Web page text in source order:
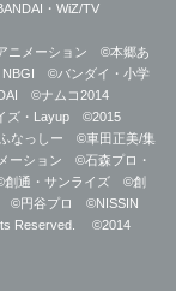
・WiZ/TV
ニメーション ©本郷あ
NBGI ©バンダイ・小学
©ナムコ2014
ズ・Layup ©2015
なっしー ©車田正美/集
ーション ©石森プロ・
通・サンライズ ©創
©円谷プロ ©NISSIN
Reserved. ©2014